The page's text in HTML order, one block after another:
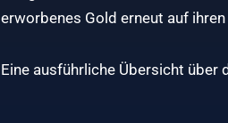
erworbenes Gold erneut auf
Eine ausführliche Übersicht über